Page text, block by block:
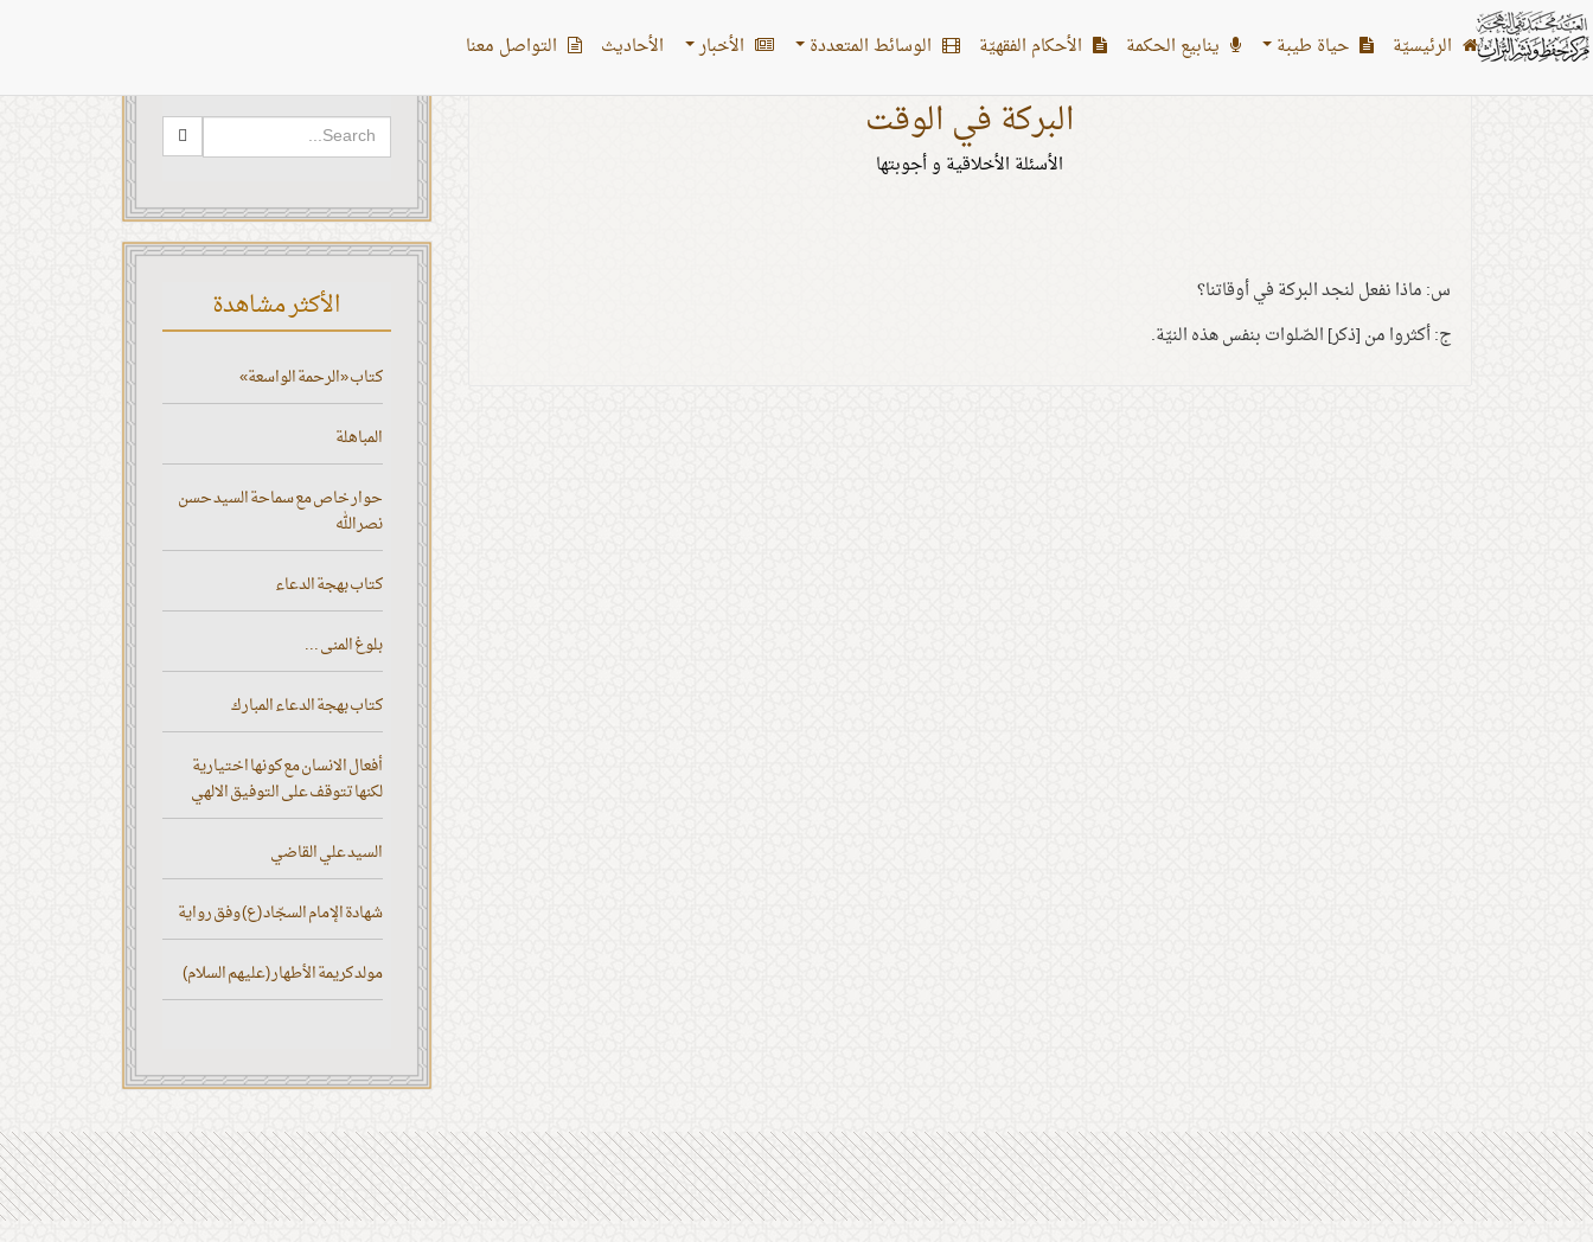
الرئیسیّة حياة طيبة ينابيع الحكمة الأحکام الفقهیّة الوسائط المتعددة الأخبار الأحادیث التواصل معنا
البركة في الوقت
الأسئلة الأخلاقية و أجوبتها
س: ماذا نفعل لنجد البركة في أوقاتنا؟
ج: أكثروا من [ذكر] الصّلوات بنفس هذه النيّة.
الأكثر مشاهدة
كتاب «الرحمة الواسعة»
المباهلة
حوار خاص مع سماحة السيد حسن
نصر الله
كتاب بهجة الدعاء
بلوغ المنى ...
كتاب بهجة الدعاء المبارك
أفعال الانسان مع كونها اختيارية
لكنها تتوقف على التوفيق الالهي
السيد علي القاضي
شهادة الإمام السجّاد (ع) وفق رواية
مولد كريمة الأطهار (عليهم السلام)